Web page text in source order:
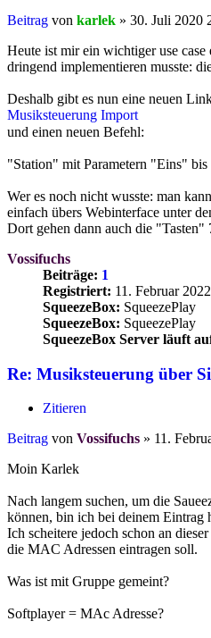
Beitrag von karlek » 30. Juli 2020
Heute ist mir ein wichtiger use
dringend implementieren musste:
Deshalb gibt es nun eine neuen
Musiksteuerung Import
und einen neuen Befehl:
"Station" mit Parametern "Eins"
Wer es noch nicht wusste: man
einfach übers Webinterface unter
Dort gehen dann auch die "Tasten"
Vossifuchs
Beiträge: 1
Registriert: 11. Februar
SqueezeBox: SqueezePlay
SqueezeBox: SqueezePlay
SqueezeBox Server läuft
Re: Musiksteuerung über
Zitieren
Beitrag von Vossifuchs » 11.
Moin Karlek
Nach langem suchen, um die
können, bin ich bei deinem Eintrag
Ich scheitere jedoch schon an
die MAC Adressen eintragen soll.
Was ist mit Gruppe gemeint?
Softplayer = MAc Adresse?